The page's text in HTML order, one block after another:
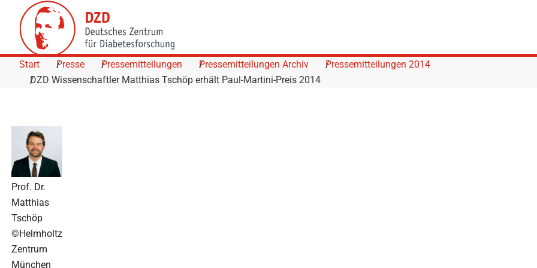
Skip to Content
Start Presse Pressemitteilungen Pressemitteilungen Archiv
Pressemitteilungen 2014
DZD Wissenschaftler Matthias Tschöp erhält Paul-Martini-Preis 2014
Prof. Dr.
Matthias
Tschöp
©Helmholtz
Zentrum
München